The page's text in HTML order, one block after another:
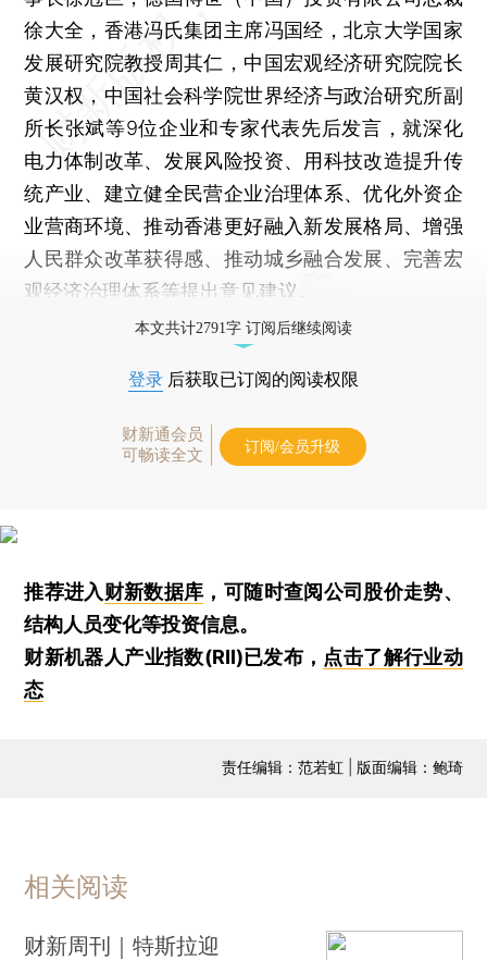
徐大全，香港冯氏集团主席冯国经，北京大学国家
发展研究院教授周其仁，中国宏观经济研究院院长
黄汉权，中国社会科学院世界经济与政治研究所副
所长张斌等9位企业和专家代表先后发言，就深化
电力体制改革、发展风险投资、用科技改造提升传
统产业、建立健全民营企业治理体系、优化外资企
业营商环境、推动香港更好融入新发展格局、增强
人民群众改革获得感、推动城乡融合发展、完善宏
观经济治理体系等提出意见建议。
本文共计2791字 订阅后继续阅读
登录 后获取已订阅的阅读权限
财新通会员
可畅读全文
订阅/会员升级
推荐进入财新数据库 ，可随时查阅公司股价走势、
结构人员变化等投资信息。
财新机器人产业指数(RII)已发布， 点击了解行业动
态
责任编辑：范若虹 | 版面编辑：鲍琦
相关阅读
财新周刊｜特斯拉迎